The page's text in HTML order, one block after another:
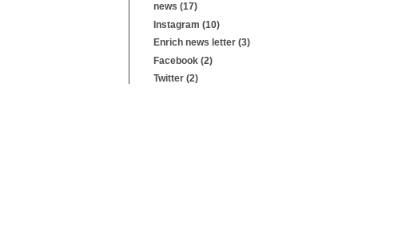
news (17)
Instagram (10)
Enrich news letter (3)
Facebook (2)
Twitter (2)